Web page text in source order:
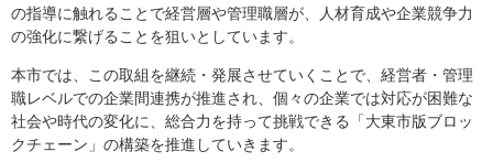
の指導に触れることで経営層や管理職層が、人材育成や企業競争力
の強化に繋げることを狙いとしています。
本市では、この取組を継続・発展させていくことで、経営者・管理
職レベルでの企業間連携が推進され、個々の企業では対応が困難な
社会や時代の変化に、総合力を持って挑戦できる「大東市版ブロッ
クチェーン」の構築を推進していきます。